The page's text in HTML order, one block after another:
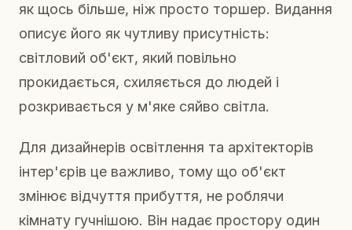
як щось більше, ніж просто торшер. Видання
описує його як чутливу присутність:
світловий об'єкт, який повільно
прокидається, схиляється до людей і
розкривається у м'яке сяйво світла.
Для дизайнерів освітлення та архітекторів
інтер'єрів це важливо, тому що об'єкт
змінює відчуття прибуття, не роблячи
кімнату гучнішою. Він надає простору один